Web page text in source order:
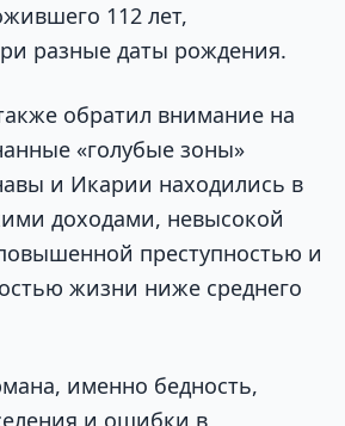
112 лет,
разные даты рождения.
обратил внимание на
«голубые зоны»
и Икарии находились в
доходами, невысокой
преступностью и
жизни ниже среднего
именно бедность,
и ошибки в